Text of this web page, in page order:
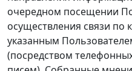
очередном посещении
осуществления связи по
указанным
(посредством